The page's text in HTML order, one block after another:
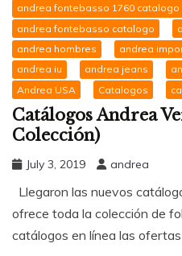
andrea fontebasso 1760 catalogo
andrea fontebasso catalogo
andrea hombres
andrea
andrea iu
andrea jeans
Andrea USA
Catalogos
Catálogos Andrea
Colección)
July 3, 2019 andrea
Llegaron las nuevos
ofrece toda la colección de
catálogos en línea las